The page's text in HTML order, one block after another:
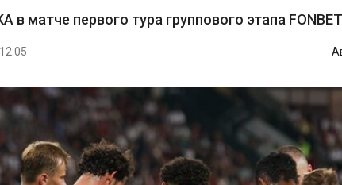
в матче первого тура группового этапа